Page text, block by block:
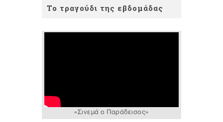
Το τραγούδι της εβδομάδας
«Σινεμά ο Παράδεισος»